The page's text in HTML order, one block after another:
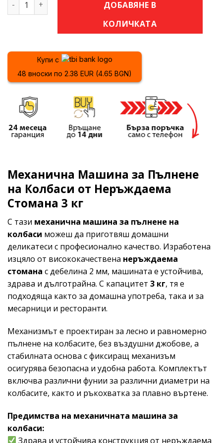
ДОБАВЯНЕ В
КОЛИЧКАТА
Купи с
48 вноски по 2.38 EUR (4.65 BGN)
Механична Машина за Пълнене
на Колбаси от Неръждаема
Стомана 3 кг
С тази механична машина за пълнене на
колбаси можеш да приготвяш домашни
деликатеси с професионално качество. Изработена
изцяло от висококачествена неръждаема
стомана с дебелина 2 мм, машината е устойчива,
здрава и дълготрайна. С капацитет 3 кг, тя е
подходяща както за домашна употреба, така и за
месарници и ресторанти.
Механизмът е проектиран за лесно и равномерно
пълнене на колбасите, без въздушни джобове, а
стабилната основа с фиксиращ механизъм
осигурява безопасна и удобна работа. Комплектът
включва различни фунии за различни диаметри на
колбасите, както и ръкохватка за плавно въртене.
Предимства на механичната машина за
колбаси:
Здрава и устойчива конструкция от неръждаема